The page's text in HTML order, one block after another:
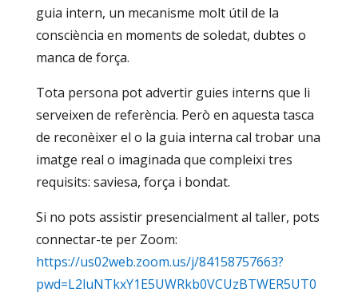
guia intern, un mecanisme molt útil de la
consciència en moments de soledat, dubtes o
manca de força.
Tota persona pot advertir guies interns que li
serveixen de referència. Però en aquesta tasca
de reconèixer el o la guia interna cal trobar una
imatge real o imaginada que compleixi tres
requisits: saviesa, força i bondat.
Si no pots assistir presencialment al taller, pots
connectar-te per Zoom:
https://us02web.zoom.us/j/84158757663?
pwd=L2luNTkxY1E5UWRkb0VCUzBTWER5UT0